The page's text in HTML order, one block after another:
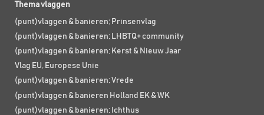
Thema vlaggen
(punt)vlaggen & banieren; Prinsenvlag
(punt)vlaggen & banieren; LHBTQ+ community
(punt)vlaggen & banieren; Kerst & Nieuw Jaar
Vlag EU, Europese Unie
(punt)vlaggen & banieren; Vrede
(punt)vlaggen & banieren Holland EK & WK
(punt)vlaggen & banieren; Ichthus